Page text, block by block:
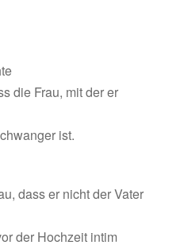
die Frau, mit der er
ist.
dass er nicht der Vater
der Hochzeit intim